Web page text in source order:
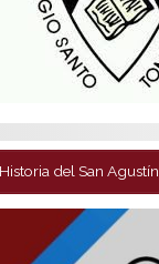
Historia del San Agustín